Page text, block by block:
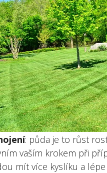
: půda je to růst
vaším krokem při
mít více kyslíku a